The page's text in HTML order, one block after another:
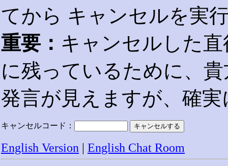
てから キャンセルを実
重要： キャンセルした
に残っているために、
発言が見えますが、確
キャンセルコード：
English Version | English Chat Room